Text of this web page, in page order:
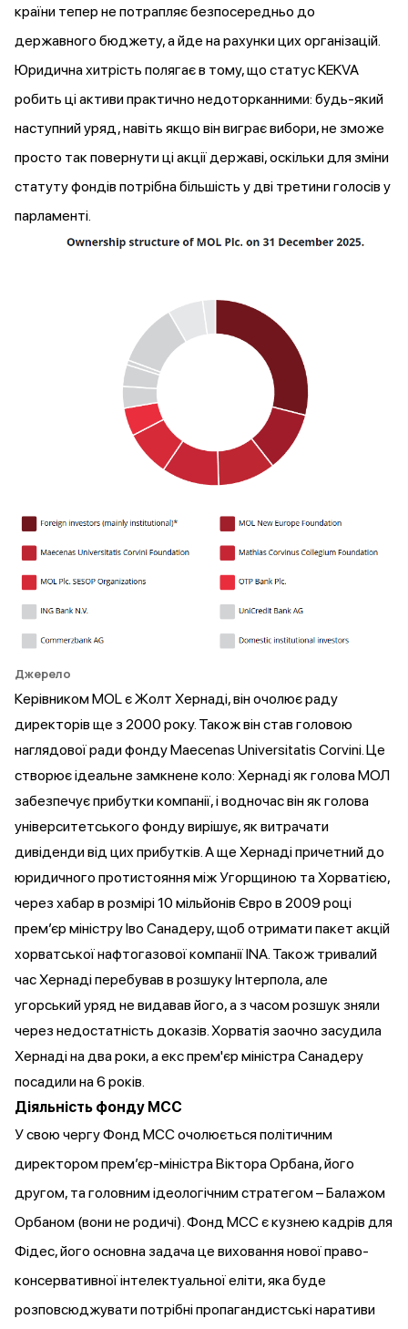
країни тепер не потрапляє безпосередньо до
державного бюджету, а йде на рахунки цих організацій.
Юридична хитрість полягає в тому, що статус KEKVA
робить ці активи практично недоторканними: будь-який
наступний уряд, навіть якщо він виграє вибори, не зможе
просто так повернути ці акції державі, оскільки для зміни
статуту фондів потрібна більшість у дві третини голосів у
парламенті.
Джерело
Керівником MOL є Жолт Хернаді, віночолюєраду
директорів ще з 2000 року. Також він став головою
наглядової ради фонду Maecenas Universitatis Corvini. Це
створює ідеальне замкнене коло: Хернаді як голова МОЛ
забезпечує прибутки компанії, і водночас він як голова
університетського фонду вирішує, як витрачати
дивіденди від цих прибутків. А ще Хернаді причетний до
юридичного протистоянняміж Угорщиною та Хорватією,
через хабар в розмірі 10 мільйонів Євро в 2009 році
прем’єр міністру Іво Санадеру, щоб отримати пакет акцій
хорватської нафтогазової компанії INA. Також тривалий
час Хернаді перебував в розшуку Інтерпола, але
угорський уряд не видавав його, а з часом розшук зняли
через недостатність доказів. Хорватія заочно засудила
Хернаді на два роки, а екс прем'єр міністра Санадеру
посадили на 6 років.
Діяльність фонду МСС
У свою чергу Фонд МССочолюєтьсяполітичним
директором прем’єр-міністра Віктора Орбана, його
другом, та головним ідеологічнимстратегом– Балажом
Орбаном (вони не родичі). Фонд МСС є кузнею кадрів для
Фідес, його основна задача це вихованнянової право-
консервативної інтелектуальної еліти, яка буде
розповсюджувати потрібні пропагандистські наративи